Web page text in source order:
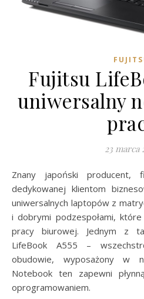
Fujitsu
uniwersalny
23 marca
Znany japoński producent, firma Fujitsu, w ofercie
dedykowanej klientom
uniwersalnych laptopów z
i dobrymi podzespołami,
pracy biurowej. Jednym z
LifeBook A555 –
obudowie, wyposażony w
Notebook ten zapewni
oprogramowaniem.